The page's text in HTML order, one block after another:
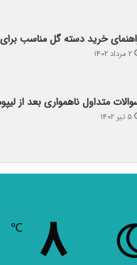
خرید دسته گل مناسب
۲ مرداد ۱۴۰۲
سوالات متداول ناهمواری بعد از
۵ تیر ۱۴۰۲
۸